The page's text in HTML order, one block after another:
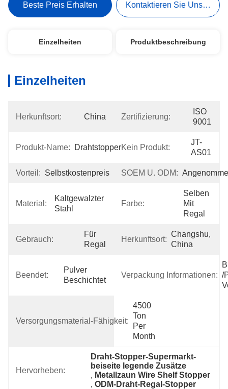
Beste Preis Erhalten Kontaktieren Sie Uns Jetzt
Einzelheiten Produktbeschreibung
Einzelheiten
Herkunftsort: China Zertifizierung:
ISO
9001
Produkt-Name: DrahtstopperKein Produkt:
JT-
AS01
Vorteil: Selbstkostenpreis SOEM U. ODM:
Material:
Kaltgewalzter
Stahl
Farbe:
Selben
Mit
Regal
Gebrauch:
Für
Regal
Herkunftsort:
Changshu,
China
Beendet:
Pulver
Beschichtet
Verpackung Informationen: /
Versorgungsmaterial-Fähigkeit:
4500
Ton
Per
Month
Hervorheben:
Draht-Stopper-Supermarkt-
beiseite legende Zusätze
, Metallzaun Wire Shelf Stopper
, ODM-Draht-Regal-Stopper